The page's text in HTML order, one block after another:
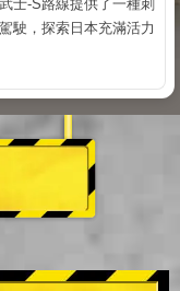
士-S路線提供了一種刺
駛，探索日本充滿活力